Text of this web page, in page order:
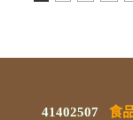
41402507
食